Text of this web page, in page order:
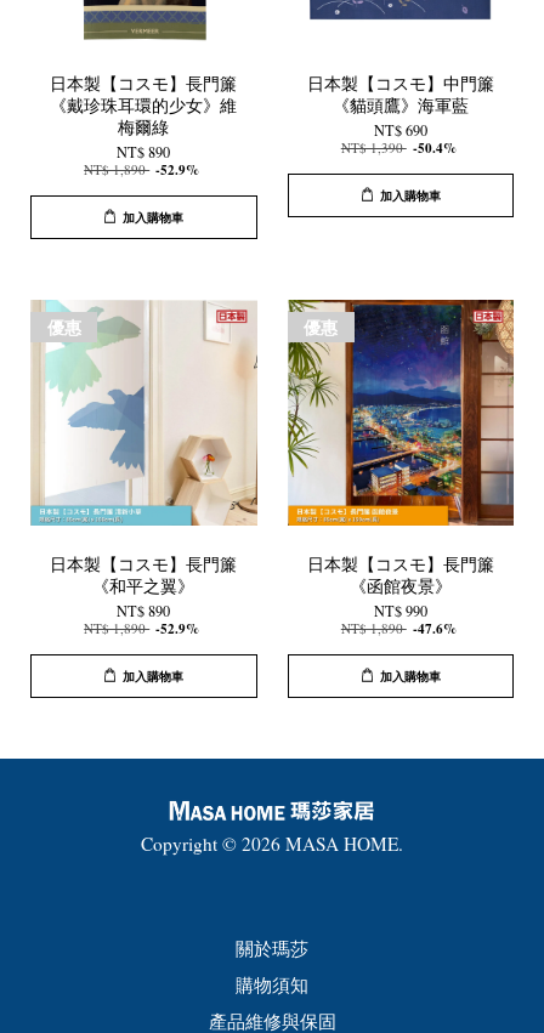
日本製【コスモ】長門簾
《戴珍珠耳環的少女》維
梅爾綠
NT$ 890
NT$ 1,890 -52.9%
加入購物車
日本製【コスモ】中門簾
《貓頭鷹》海軍藍
NT$ 690
NT$ 1,390 -50.4%
加入購物車
優惠
日本製【コスモ】長門簾
《和平之翼》
NT$ 890
NT$ 1,890 -52.9%
加入購物車
優惠
日本製【コスモ】長門簾
《函館夜景》
NT$ 990
NT$ 1,890 -47.6%
加入購物車
Copyright © 2026 MASA HOME.
關於瑪莎
購物須知
產品維修與保固